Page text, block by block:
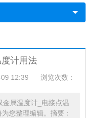
计用法
12:39 浏览次数：
金属温度计_电接点温
您整理编辑。摘要：